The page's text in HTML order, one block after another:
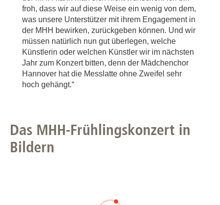
froh, dass wir auf diese Weise ein wenig von dem,
was unsere Unterstützer mit ihrem Engagement in
der MHH bewirken, zurückgeben können. Und wir
müssen natürlich nun gut überlegen, welche
Künstlerin oder welchen Künstler wir im nächsten
Jahr zum Konzert bitten, denn der Mädchenchor
Hannover hat die Messlatte ohne Zweifel sehr
hoch gehängt.“
Das MHH-Frühlingskonzert in
Bildern